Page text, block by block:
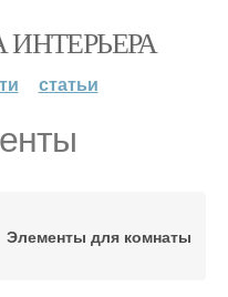
статьи
Элементы для комнаты